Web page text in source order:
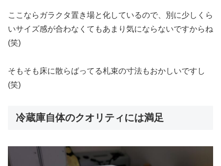
ここならガラクタ置き場と化しているので、別に少しくら
いサイズ感が合わなくてもあまり気にならないですからね
(笑)
そもそも床に散らばってる札束の寸法もおかしいですし
(笑)
冷蔵庫自体のクオリティには満足